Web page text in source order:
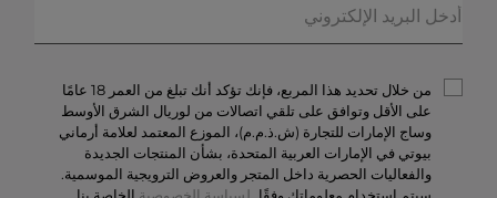
العطور
حالة الطلبيّة
الخصوصيّة والأمن
الشروط والأحكام
تواصل معنا
الوظائف
من خلال تحديد هذا المربع، فإنك تؤكد أنك تبلغ من العمر 18 عامًا
على الأقل وتوافق على تلقي اتصالات من لوريال الشرق الأوسط
وساج الإمارات للتجارة (ش.ذ.م.م)، الموزع المعتمد لعلامة أرماني
بيوتي في الإمارات العربية المتحدة، بشأن المنتجات الجديدة
والفعاليات الحصرية داخل المتجر والعروض الترويجية الموسمية.